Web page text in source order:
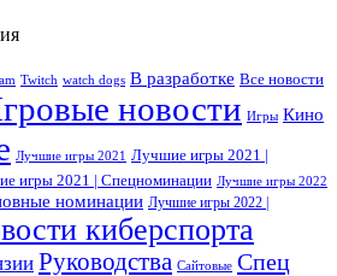
Twitch watch dogs В разработке Все новости
новости Игры Кино
Лучшие игры 2021
Лучшие игры 2021 |
игры 2021 | Спецноминации Лучшие игры 2022
номинации Лучшие игры 2022 |
киберспорта
Руководства Сайтовые Спец